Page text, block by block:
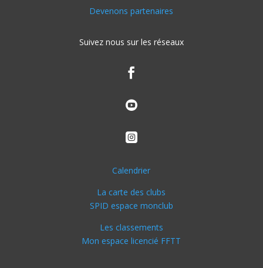
Devenons partenaires
Suivez nous sur les réseaux



Calendrier
La carte des clubs
SPID espace monclub
Les classements
Mon espace licencié FFTT